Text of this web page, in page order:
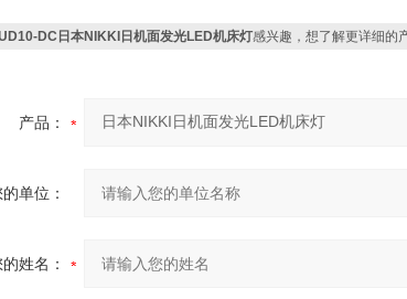
DC日本NIKKI日机面发光LED机床灯感兴趣，想了解更详细的
产品：
单位：
姓名：